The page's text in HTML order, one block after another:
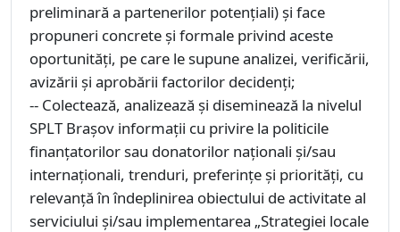
preliminară a partenerilor potențiali) și face
propuneri concrete și formale privind aceste
oportunități, pe care le supune analizei, verificării,
avizării și aprobării factorilor decidenți;
-- Colectează, analizează și diseminează la nivelul
SPLT Brașov informații cu privire la politicile
finanțatorilor sau donatorilor naționali și/sau
internaționali, trenduri, preferințe și priorități, cu
relevanță în îndeplinirea obiectului de activitate al
serviciului și/sau implementarea „Strategiei locale